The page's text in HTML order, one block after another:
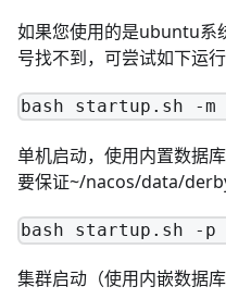
如果您使用的是ubuntu系
号找不到，可尝试如下运行
bash startup.sh -m
单机启动，使用内置数据
要保证~/nacos/data/
bash startup.sh -p
集群启动（使用内嵌数据库